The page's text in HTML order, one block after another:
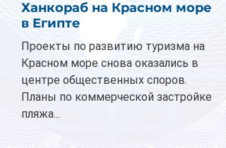
Ханкораб на Красном море
в Египте
Проекты по развитию туризма на
Красном море снова оказались в
центре общественных споров.
Планы по коммерческой застройке
пляжа...